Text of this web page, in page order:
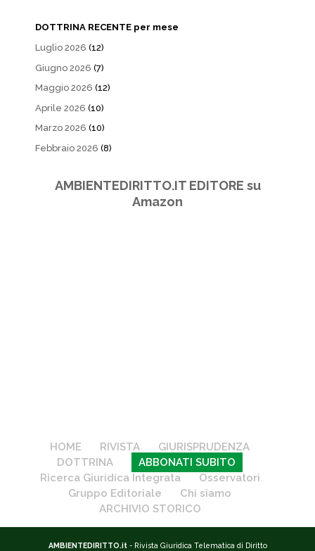
DOTTRINA RECENTE per mese
Luglio 2026 (12)
Giugno 2026 (7)
Maggio 2026 (12)
Aprile 2026 (10)
Marzo 2026 (10)
Febbraio 2026 (8)
AMBIENTEDIRITTO.IT EDITORE su
Amazon
HOME RIVISTA
GIURISPRUDENZA
DOTTRINA
ABBONATI SUBITO
Ricerca Giuridica Integrata
Osservatori
Gruppo Editoriale
Chi siamo
ARCHIVIO STORICO
AMBIENTEDIRITTO.it - Rivista Giuridica Telematica di Diritto